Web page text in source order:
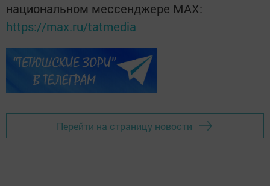
национальном мессенджере MАХ:
https://max.ru/tatmedia
Перейти на страницу новости